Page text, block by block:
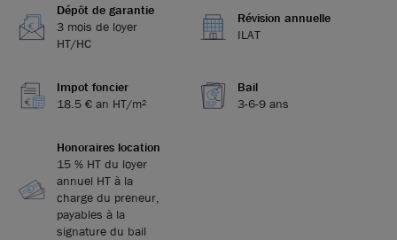
Dépôt de garantie
3 mois de loyer
HT/HC
Révision annuelle
ILAT
Impot foncier
18.5 € an HT/m²
Bail
3-6-9 ans
Honoraires location
15 % HT du loyer
annuel HT à la
charge du preneur,
payables à la
signature du bail